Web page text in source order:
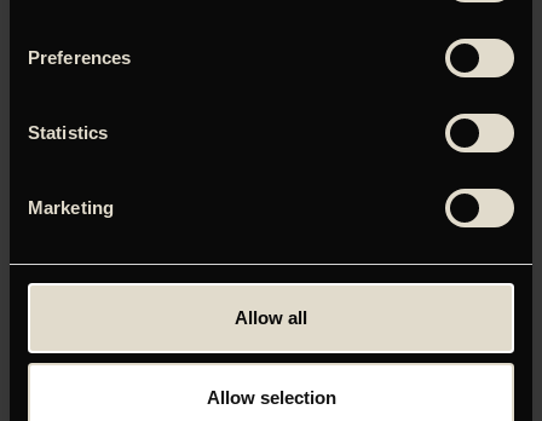
Preferences
Statistics
Marketing
Allow all
Allow selection
NRFP19 Blindsone